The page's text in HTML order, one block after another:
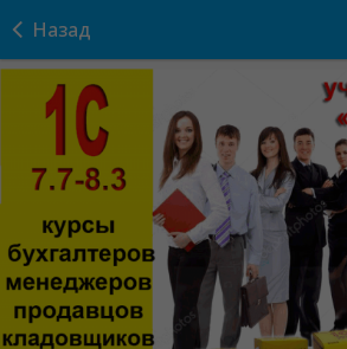
Назад